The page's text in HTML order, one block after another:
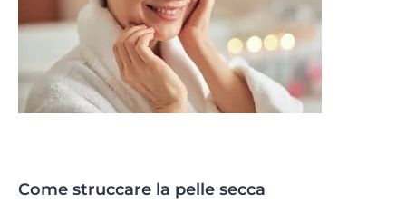
Come struccare la pelle secca